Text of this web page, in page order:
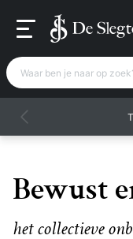
Waar ben je naar op
Bewust
het collectieve